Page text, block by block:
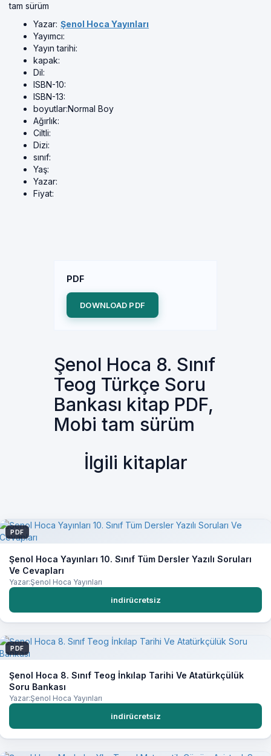
tam sürüm
Yazar: Şenol Hoca Yayınları
Yayımcı:
Yayın tarihi:
kapak:
Dil:
ISBN-10:
ISBN-13:
boyutlar:Normal Boy
Ağırlık:
Ciltli:
Dizi:
sınıf:
Yaş:
Yazar:
Fiyat:
PDF
DOWNLOAD PDF
Şenol Hoca 8. Sınıf
Teog Türkçe Soru
Bankası kitap PDF,
Mobi tam sürüm
İlgili kitaplar
PDF
Şenol Hoca Yayınları 10. Sınıf Tüm Dersler Yazılı Soruları
Ve Cevapları
Yazar:Şenol Hoca Yayınları
indirücretsiz
PDF
Şenol Hoca 8. Sınıf Teog İnkılap Tarihi Ve Atatürkçülük
Soru Bankası
Yazar:Şenol Hoca Yayınları
indirücretsiz